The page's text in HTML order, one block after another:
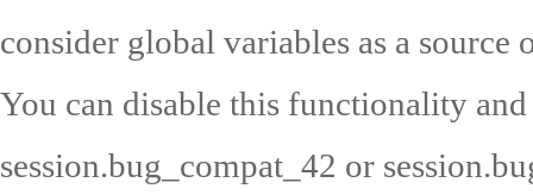
consider global variables as a source
You can disable this functionality
session.bug_compat_42 or